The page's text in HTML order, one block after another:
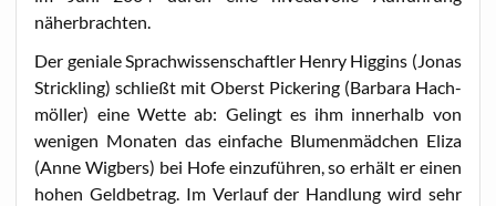
näherbrachten.
Der genia­le Sprach­wis­sen­schaft­ler Hen­ry Hig­gins (Jonas
Strick­ling) schließt mit Oberst Picke­ring (Bar­ba­ra Hach­
m­öl­ler) eine Wet­te ab: Gelingt es ihm inner­halb von
weni­gen Mona­ten das ein­fa­che Blu­men­mäd­chen Eli­za
(Anne Wig­bers) bei Hofe ein­zu­füh­ren, so erhält er einen
hohen Geld­be­trag. Im Ver­lauf der Hand­lung wird sehr